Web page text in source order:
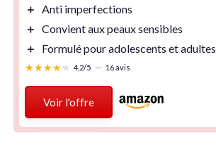
＋ Anti imperfections
＋ Convient aux peaux sensibles
＋
Formulé pour adolescents et adultes
★★★★★
★★★★★ 4,2/5 — 16 avis
Voir l'offre